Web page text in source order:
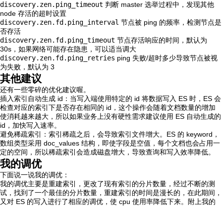
discovery.zen.ping_timeout 判断 master 选举过程中，发现其他
node 存活的超时设置
discovery.zen.fd.ping_interval 节点被 ping 的频率，检测节点是
否存活
discovery.zen.fd.ping_timeout 节点存活响应的时间，默认为
30s，如果网络可能存在隐患，可以适当调大
discovery.zen.fd.ping_retries ping 失败/超时多少导致节点被视
为失败，默认为 3
其他建议
还有一些零碎的优化建议喔。
插入索引自动生成 id：当写入端使用特定的 id 将数据写入 ES 时，ES 会
检查对应的索引下是否存在相同的 id，这个操作会随着文档数量的增加
使消耗越来越大，所以如果业务上没有硬性需求建议使用 ES 自动生成的
id，加快写入速率。
避免稀疏索引：索引稀疏之后，会导致索引文件增大。ES 的 keyword，
数组类型采用 doc_values 结构，即使字段是空值，每个文档也会占用一
定的空间，所以稀疏索引会造成磁盘增大，导致查询和写入效率降低。
我的调优
下面说一说我的调优：
我的调优主要是重建索引，更改了现有索引的分片数量，经过不断的测
试，找到了一个最佳的分片数量，重建索引的时间是漫长的，在此期间，
又对 ES 的写入进行了相应的调优，使 cpu 使用率降低下来。附上我的